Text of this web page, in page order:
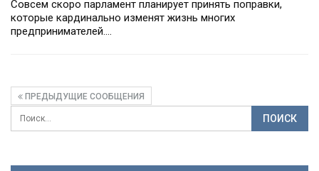
Совсем скоро парламент планирует принять поправки,
которые кардинально изменят жизнь многих
предпринимателей.…
ПРЕДЫДУЩИЕ СООБЩЕНИЯ